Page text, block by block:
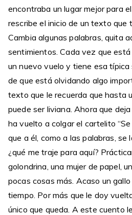
encontraba un lugar mejor para
rescribe el inicio de un texto que
Cambia algunas palabras, quita
sentimientos. Cada vez que
un nuevo vuelo y tiene esa
de que está olvidando algo
texto que le recuerda que hasta
puede ser liviana. Ahora que
ha vuelto a colgar el cartelito “Se
que a él, como a las palabras, se
¿qué me traje para aquí?
golondrina, una mujer de papel,
pocas cosas más. Acaso un
tiempo. Por más que le doy
único que queda. A este cuento